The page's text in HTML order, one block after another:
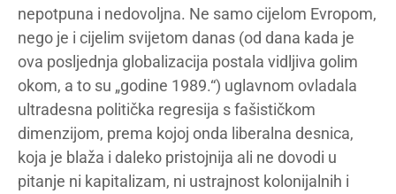
nepotpuna i nedovoljna. Ne samo cijelom Evropom,
nego je i cijelim svijetom danas (od dana kada je
ova posljednja globalizacija postala vidljiva golim
okom, a to su „godine 1989.“) uglavnom ovladala
ultradesna politička regresija s fašističkom
dimenzijom, prema kojoj onda liberalna desnica,
koja je blaža i daleko pristojnija ali ne dovodi u
pitanje ni kapitalizam, ni ustrajnost kolonijalnih i